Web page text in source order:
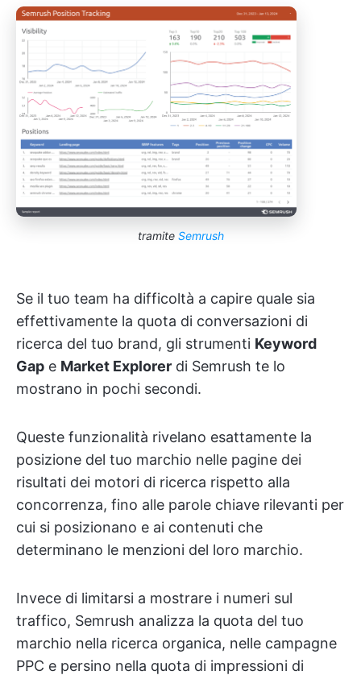
tramite Semrush
Se il tuo team ha difficoltà a capire quale sia
effettivamente la quota di conversazioni di
ricerca del tuo brand, gli strumenti Keyword
Gap e Market Explorer di Semrush te lo
mostrano in pochi secondi.
Queste funzionalità rivelano esattamente la
posizione del tuo marchio nelle pagine dei
risultati dei motori di ricerca rispetto alla
concorrenza, fino alle parole chiave rilevanti per
cui si posizionano e ai contenuti che
determinano le menzioni del loro marchio.
Invece di limitarsi a mostrare i numeri sul
traffico, Semrush analizza la quota del tuo
marchio nella ricerca organica, nelle campagne
PPC e persino nella quota di impressioni di